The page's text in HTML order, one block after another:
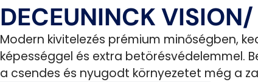
DECEUNINCK
Modern kivitelezés prémium minőségben,
képességgel és extra betörésvédelemmel.
a csendes és nyugodt környezetet még a